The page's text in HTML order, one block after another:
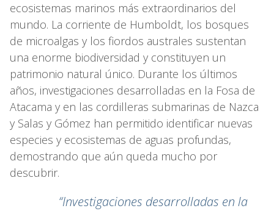
ecosistemas marinos más extraordinarios del
mundo. La corriente de Humboldt, los bosques
de microalgas y los fiordos australes sustentan
una enorme biodiversidad y constituyen un
patrimonio natural único. Durante los últimos
años, investigaciones desarrolladas en la Fosa de
Atacama y en las cordilleras submarinas de Nazca
y Salas y Gómez han permitido identificar nuevas
especies y ecosistemas de aguas profundas,
demostrando que aún queda mucho por
descubrir.
“Investigaciones desarrolladas en la